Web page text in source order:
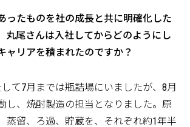
あったものを社の成長と共に明確化した
丸尾さんは入社してからどのようにし
ャリアを積まれたのですか？
て7月までは瓶詰場にいましたが、8月
し、焼酎製造の担当となりました。原
蒸留、ろ過、貯蔵を、それぞれ約1年半